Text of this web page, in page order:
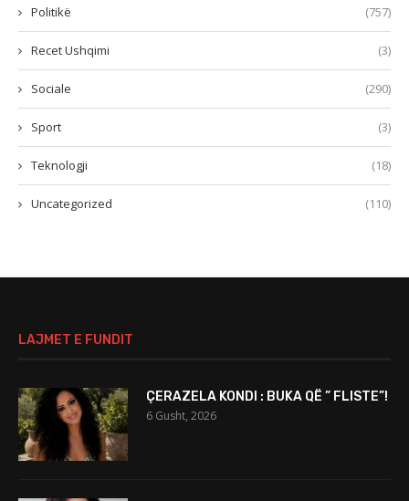
Politikë (757)
Recet Ushqimi (3)
Sociale (290)
Sport (3)
Teknologji (18)
Uncategorized (110)
LAJMET E FUNDIT
ÇERAZELA KONDI : BUKA QË ” FLISTE”!
6 Gusht, 2026